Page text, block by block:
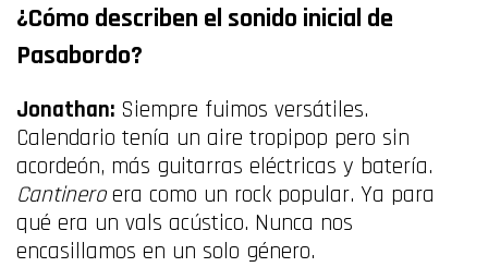
¿Cómo describen el sonido inicial de
Pasabordo?
Jonathan: Siempre fuimos versátiles.
Calendario tenía un aire tropipop pero sin
acordeón, más guitarras eléctricas y batería.
Cantineroera como un rock popular. Ya para
qué era un vals acústico. Nunca nos
encasillamos en un solo género.